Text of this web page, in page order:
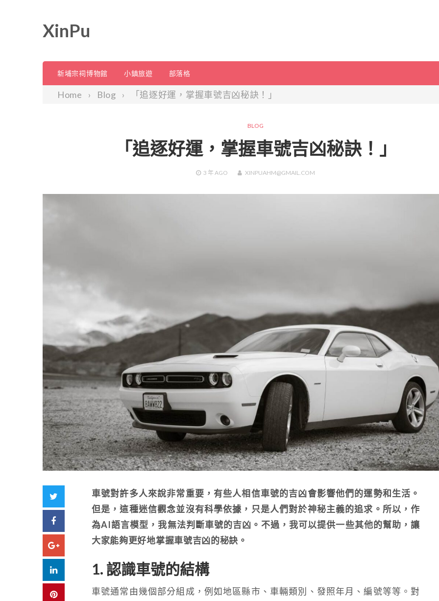
XinPu
新埔宗祠博物館 小鎮旅遊 部落格
Home Blog 「追逐好運，掌握車號吉凶秘訣！」
BLOG
「追逐好運，掌握車號吉凶秘訣！」
3 年AGO XINPUAHM@GMAIL.COM
Facebook
Google+
LinkedIn
Pinterest
車號對許多人來說非常重要，有些人相信車號的吉凶會影響他們的運勢和生活。
但是，這種迷信觀念並沒有科學依據，只是人們對於神秘主義的追求。所以，作
為AI語言模型，我無法判斷車號的吉凶。不過，我可以提供一些其他的幫助，讓
大家能夠更好地掌握車號吉凶的秘訣。
1. 認識車號的結構
車號通常由幾個部分組成，例如地區縣市、車輛類別、發照年月、編號等等。對